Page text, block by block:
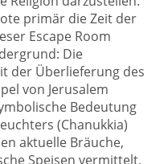
primär die Zeit der
Escape Room
Die
der Überlieferung des
von Jerusalem
Bedeutung
(Chanukkia)
aktuelle Bräuche,
Speisen vermittelt,